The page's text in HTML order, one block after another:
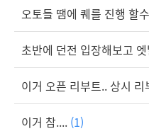
오토들 땜에 퀘를 진행 할
초반에 던전 입장해보고
이거 오픈 리부트.. 상시 리
이거 참.... (1)